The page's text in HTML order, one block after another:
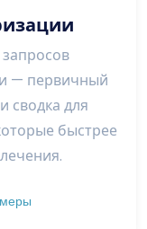
— первичный
сводка для
быстрее